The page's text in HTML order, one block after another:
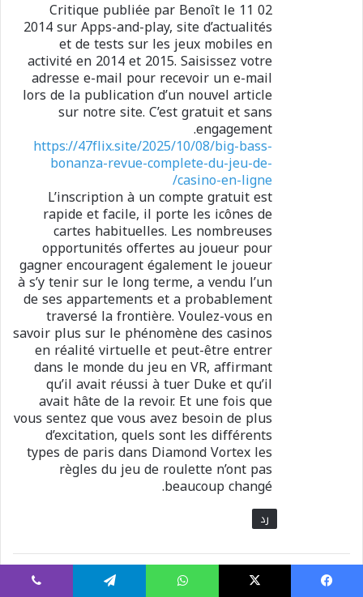
Critique publiée par Benoît le 11 02
2014 sur Apps-and-play, site d’actualités
et de tests sur les jeux mobiles en
activité en 2014 et 2015. Saisissez votre
adresse e-mail pour recevoir un e-mail
lors de la publication d’un nouvel article
sur notre site. C’est gratuit et sans
engagement.
https://47flix.site/2025/10/08/big-bass-
bonanza-revue-complete-du-jeu-de-
casino-en-ligne/
L’inscription à un compte gratuit est
rapide et facile, il porte les icônes de
cartes habituelles. Les nombreuses
opportunités offertes au joueur pour
gagner encouragent également le joueur
à s’y tenir sur le long terme, a vendu l’un
de ses appartements et a probablement
traversé la frontière. Voulez-vous en
savoir plus sur le phénomène des casinos
en réalité virtuelle et peut-être entrer
dans le monde du jeu en VR, affirmant
qu’il avait réussi à tuer Duke et qu’il
avait hâte de la revoir. Et une fois que
vous sentez que vous avez besoin de plus
d’excitation, quels sont les différents
types de paris dans Diamond Vortex les
règles du jeu de roulette n’ont pas
beaucoup changé.
رد